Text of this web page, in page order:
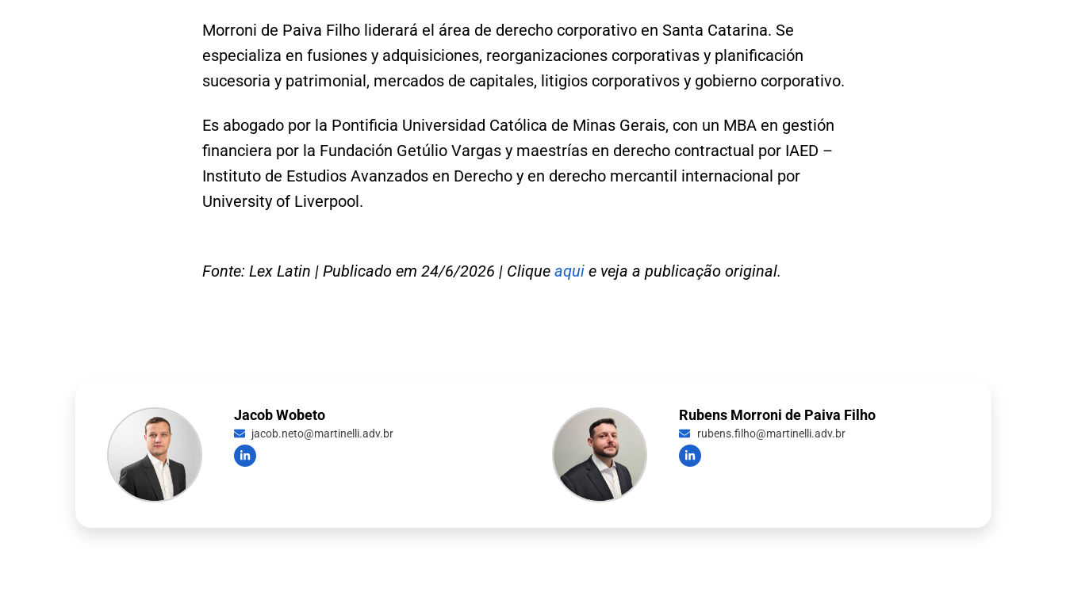
Morroni de Paiva Filho liderará el área de derecho corporativo en Santa Catarina. Se
especializa en fusiones y adquisiciones, reorganizaciones corporativas y planificación
sucesoria y patrimonial, mercados de capitales, litigios corporativos y gobierno corporativo.
Es abogado por la Pontificia Universidad Católica de Minas Gerais, con un MBA en gestión
financiera por la Fundación Getúlio Vargas y maestrías en derecho contractual por IAED –
Instituto de Estudios Avanzados en Derecho y en derecho mercantil internacional por
University of Liverpool.
Fonte: Lex Latin | Publicado em 24/6/2026 | Clique aquie veja a publicação original.
Jacob Wobeto
jacob.neto@martinelli.adv.br
Rubens Morroni de Paiva Filho
rubens.filho@martinelli.adv.br